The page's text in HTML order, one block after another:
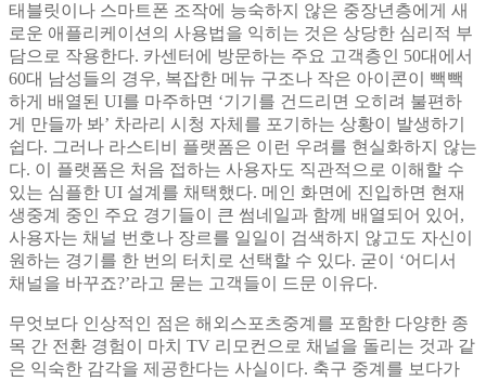
태블릿이나 스마트폰 조작에 능숙하지 않은 중장년층에게 새
로운 애플리케이션의 사용법을 익히는 것은 상당한 심리적 부
담으로 작용한다. 카센터에 방문하는 주요 고객층인 50대에서
60대 남성들의 경우, 복잡한 메뉴 구조나 작은 아이콘이 빽빽
하게 배열된 UI를 마주하면 ‘기기를 건드리면 오히려 불편하
게 만들까 봐’ 차라리 시청 자체를 포기하는 상황이 발생하기
쉽다. 그러나 라스티비 플랫폼은 이런 우려를 현실화하지 않는
다. 이 플랫폼은 처음 접하는 사용자도 직관적으로 이해할 수
있는 심플한 UI 설계를 채택했다. 메인 화면에 진입하면 현재
생중계 중인 주요 경기들이 큰 썸네일과 함께 배열되어 있어,
사용자는 채널 번호나 장르를 일일이 검색하지 않고도 자신이
원하는 경기를 한 번의 터치로 선택할 수 있다. 굳이 ‘어디서
채널을 바꾸죠?’라고 묻는 고객들이 드문 이유다.
무엇보다 인상적인 점은 해외스포츠중계를 포함한 다양한 종
목 간 전환 경험이 마치 TV 리모컨으로 채널을 돌리는 것과 같
은 익숙한 감각을 제공한다는 사실이다. 축구 중계를 보다가